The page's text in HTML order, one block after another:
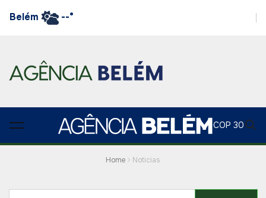
Belém --°
COP 30
Home Noticias